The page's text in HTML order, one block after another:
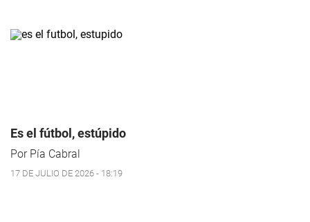
Es el fútbol, estúpido
Por Pía Cabral
17 DE JULIO DE 2026 - 18:19